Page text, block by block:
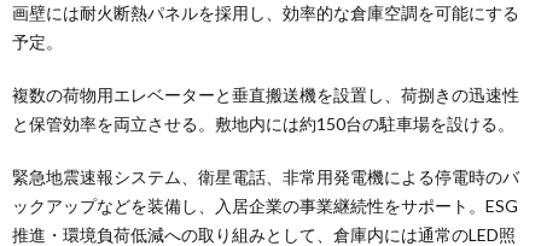
画壁には耐火断熱パネルを採用し、効率的な倉庫空調を可能にする
予定。
複数の荷物用エレベーターと垂直搬送機を設置し、荷捌きの迅速性
と保管効率を両立させる。敷地内には約150台の駐車場を設ける。
緊急地震速報システム、衛星電話、非常用発電機による停電時のバ
ックアップなどを装備し、入居企業の事業継続性をサポート。ESG
推進・環境負荷低減への取り組みとして、倉庫内には通常のLED照